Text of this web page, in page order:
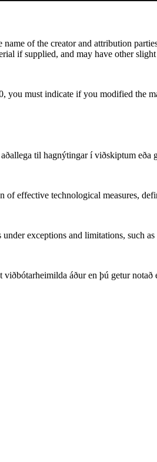
of the creator and attribution
if supplied, and may have other
you must indicate if you modified the
til hagnýtingar í viðskiptum eða
effective technological measures,
exceptions and limitations, such
áður en þú getur notað